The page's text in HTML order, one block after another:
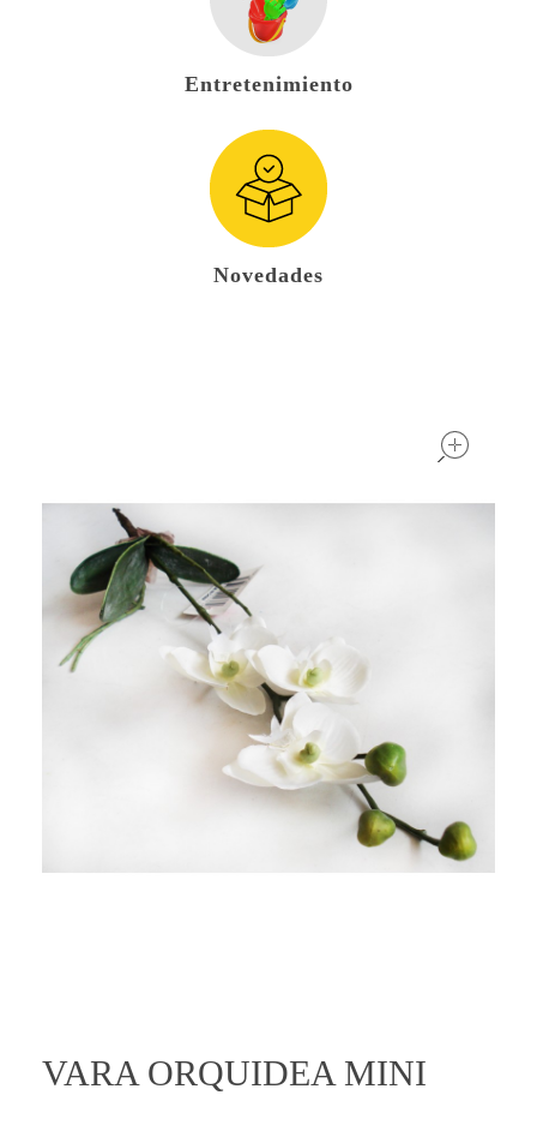
Entretenimiento
Novedades
VARA ORQUIDEA MINI